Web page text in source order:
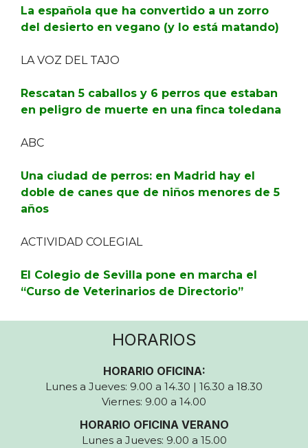
La española que ha convertido a un zorro
del desierto en vegano (y lo está matando)
LA VOZ DEL TAJO
Rescatan 5 caballos y 6 perros que estaban
en peligro de muerte en una finca toledana
ABC
Una ciudad de perros: en Madrid hay el
doble de canes que de niños menores de 5
años
ACTIVIDAD COLEGIAL
El Colegio de Sevilla pone en marcha el
“Curso de Veterinarios de Directorio”
HORARIOS
HORARIO OFICINA:
Lunes a Jueves: 9.00 a 14.30 | 16.30 a 18.30
Viernes: 9.00 a 14.00
HORARIO OFICINA VERANO
Lunes a Jueves: 9.00 a 15.00